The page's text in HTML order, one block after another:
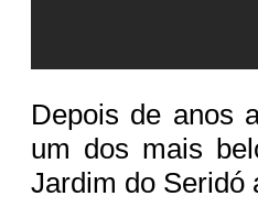
Depois de anos
um dos mais
Jardim do Seridó